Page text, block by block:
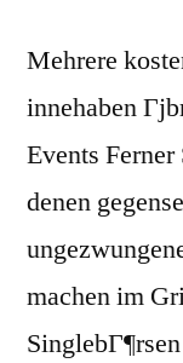
Mehrere
innehaben
Events
denen
machen im